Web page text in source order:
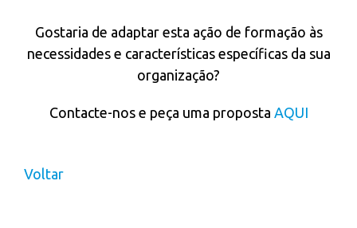
Gostaria de adaptar esta ação de formação às
necessidades e características específicas da sua
organização?
Contacte-nos e peça uma proposta AQUI
Voltar